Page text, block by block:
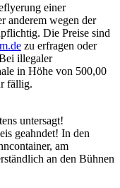
einer
anderem wegen der
Die Preise sind
zu erfragen oder
illegaler
in Höhe von 500,00
fällig.
untersagt!
geahndet! In den
am
an den Bühnen